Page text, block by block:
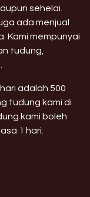
sehelai.
ada menjual
Kami mempunyai
tudung,
adalah 500
tudung kami di
kami boleh
1 hari.